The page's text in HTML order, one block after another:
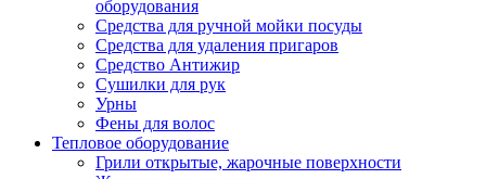
оборудования
Средства для ручной мойки посуды
Средства для удаления пригаров
Средство Антижир
Сушилки для рук
Урны
Фены для волос
Тепловое оборудование
Грили открытые, жарочные поверхности